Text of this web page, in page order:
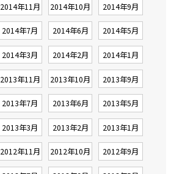
2014年11月 2014年10月 2014年9月
2014年7月 2014年6月 2014年5月
2014年3月 2014年2月 2014年1月
2013年11月 2013年10月 2013年9月
2013年7月 2013年6月 2013年5月
2013年3月 2013年2月 2013年1月
2012年11月 2012年10月 2012年9月